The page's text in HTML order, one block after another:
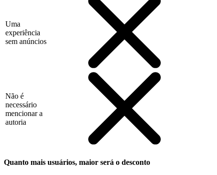
Uma
experiência
sem anúncios
Não é
necessário
mencionar a
autoria
Quanto mais usuários, maior será o desconto